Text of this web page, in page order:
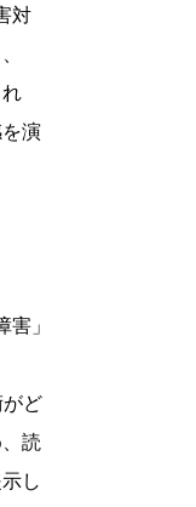
対
演
害」
ど
読
し